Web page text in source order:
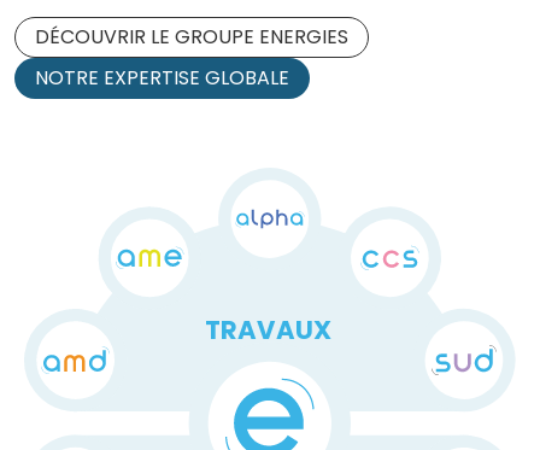
T RAVAUX
DÉCOUVRIR LE GROUPE ENERGIES
NOTRE EXPERTISE GLOBALE